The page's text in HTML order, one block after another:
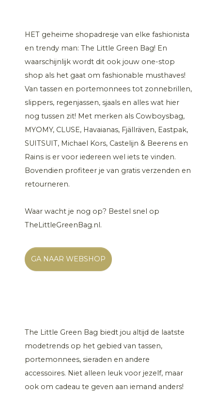
HET geheime shopadresje van elke fashionista
en trendy man: The Little Green Bag! En
waarschijnlijk wordt dit ook jouw one-stop
shop als het gaat om fashionable musthaves!
Van tassen en portemonnees tot zonnebrillen,
slippers, regenjassen, sjaals en alles wat hier
nog tussen zit! Met merken als Cowboysbag,
MYOMY, CLUSE, Havaianas, Fjällräven, Eastpak,
SUITSUIT, Michael Kors, Castelijn & Beerens en
Rains is er voor iedereen wel iets te vinden.
Bovendien profiteer je van gratis verzenden en
retourneren.
Waar wacht je nog op? Bestel snel op
TheLittleGreenBag.nl.
GA NAAR WEBSHOP
The Little Green Bag biedt jou altijd de laatste
modetrends op het gebied van tassen,
portemonnees, sieraden en andere
accessoires. Niet alleen leuk voor jezelf, maar
ook om cadeau te geven aan iemand anders!